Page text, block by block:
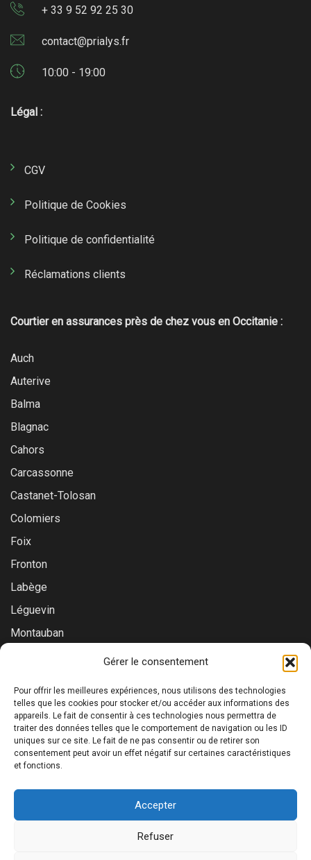
Gérer le consentement
Pour offrir les meilleures expériences, nous utilisons des technologies
telles que les cookies pour stocker et/ou accéder aux informations des
appareils. Le fait de consentir à ces technologies nous permettra de
traiter des données telles que le comportement de navigation ou les ID
uniques sur ce site. Le fait de ne pas consentir ou de retirer son
consentement peut avoir un effet négatif sur certaines caractéristiques
et fonctions.
Accepter
Refuser
+ 33 9 52 92 25 30
contact@prialys.fr
10:00 - 19:00
Légal :
CGV
Politique de Cookies
Politique de confidentialité
Réclamations clients
Courtier en assurances près de chez vous en Occitanie :
Auch
Auterive
Balma
Blagnac
Cahors
Carcassonne
Castanet-Tolosan
Colomiers
Foix
Fronton
Labège
Léguevin
Montauban
Saint-Lys
Tournefeuille
Toulouse
©2026 Prialys. Tous droits réservés. | RCS Toulouse : 879